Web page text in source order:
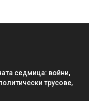
седмица: войни,
трусове,